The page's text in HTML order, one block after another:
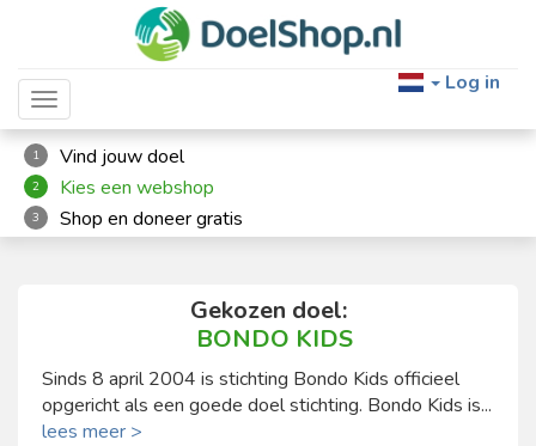
Toggle navigation
Log in
1 Vind jouw doel
2 Kies een webshop
3 Shop en doneer gratis
Gekozen doel:
BONDO KIDS
Sinds 8 april 2004 is stichting Bondo Kids officieel
opgericht als een goede doel stichting. Bondo Kids is...
lees meer >